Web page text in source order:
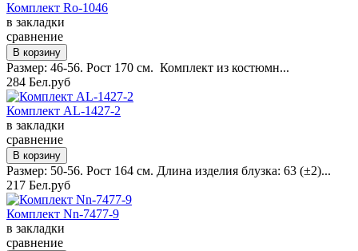
Комплект Ro-1046
в закладки
сравнение
Размер: 46-56. Рост 170 см. Комплект из костюмн...
284 Бел.руб
Комплект AL-1427-2
в закладки
сравнение
Размер: 50-56. Рост 164 см. Длина изделия блузка: 63 (±2)...
217 Бел.руб
Комплект Nn-7477-9
в закладки
сравнение